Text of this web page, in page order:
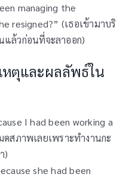
managing the
resigned?” (เธอเข้ามาบริ
ล้วก่อนที่จะลาออก)
หตุและผลลัพธ์ใน
I had been working a
สภาพเลยเพราะทำงานกะ
)
she had been